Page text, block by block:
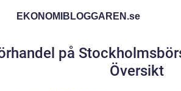
EKONOMIBLOGGAREN.se
på
Översikt